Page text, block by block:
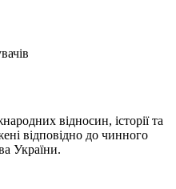
відносин, історії та
відповідно до чинного
України.